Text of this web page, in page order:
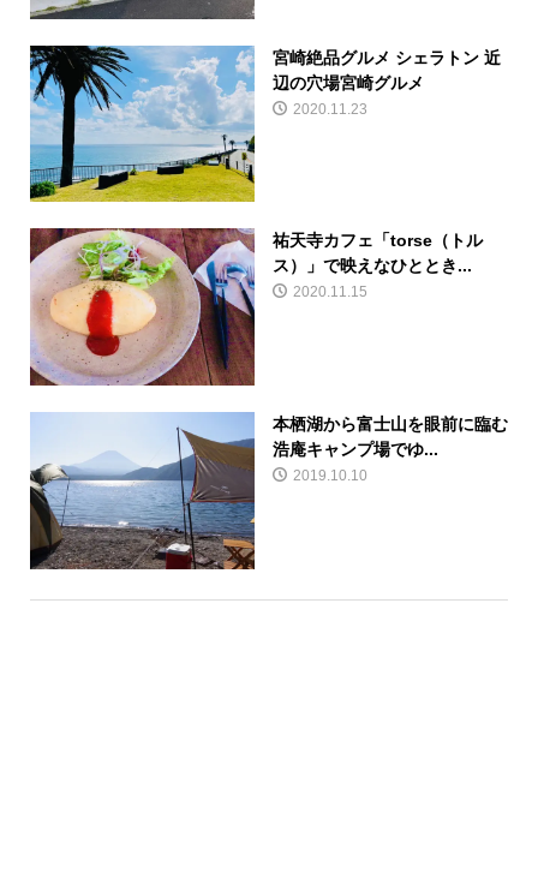
宮崎絶品グルメ シェラトン 近
辺の穴場宮崎グルメ
2020.11.23
祐天寺カフェ「torse（トル
ス）」で映えなひととき...
2020.11.15
本栖湖から富士山を眼前に臨む
浩庵キャンプ場でゆ...
2019.10.10